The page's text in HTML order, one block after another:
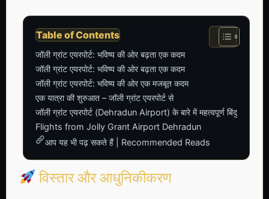
Table of Contents
जॉली ग्रांट एयरपोर्ट: भविष्य की ओर बढ़ता एक कदम
जॉली ग्रांट एयरपोर्ट: भविष्य की ओर बढ़ता एक कदम
जॉली ग्रांट एयरपोर्ट: भविष्य की ओर एक मजबूत कदम
एक यात्रा की शुरुआत – जॉली ग्रांट एयरपोर्ट से
जॉली ग्रांट एयरपोर्ट (Dehradun Airport) के बारे में महत्वपूर्ण बिंदु
Flights from Jolly Grant Airport Dehradun
आप यह भी पढ़ सकते हैं | Recommended Reads
विस्तार और आधुनिकीकरण